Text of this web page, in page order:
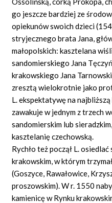
go jeszcze bardziej ze
opiekunów swoich dzieci
stryjecznego brata Jana,
małopolskich: kasztelana
sandomierskiego Jana
krakowskiego Jana
zresztą wielokrotnie jako
L. ekspektatywę na
zawakuje w jednym z trzech
sandomierskim lub
kasztelanię czechowską.
Rychło też począł L.
krakowskim, w którym
(Goszyce, Rawałowice,
proszowskim). W r. 1550
kamienicę w Rynku